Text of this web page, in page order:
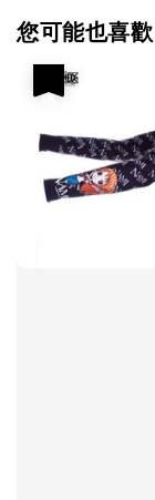
您可能也喜歡